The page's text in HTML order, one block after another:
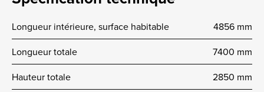
Longueur intérieure, surface habitable
4856 mm
Longueur totale
7400 mm
Hauteur totale
2850 mm